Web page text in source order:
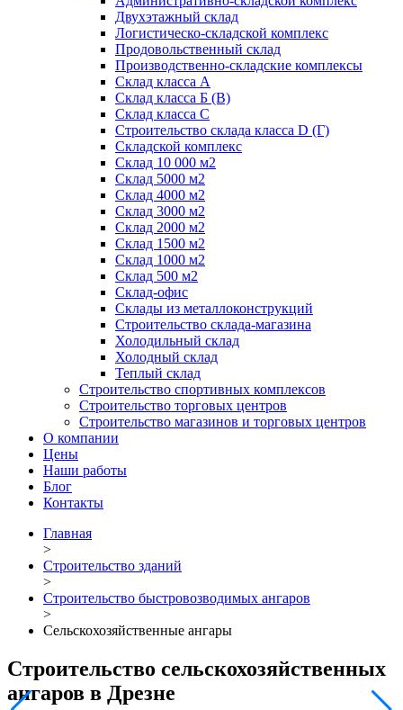
Двухэтажный склад
Логистическо-складской комплекс
Продовольственный склад
Производственно-складские комплексы
Склад класса А
Склад класса Б (B)
Склад класса С
Строительство склада класса D (Г)
Складской комплекс
Склад 10 000 м2
Склад 5000 м2
Склад 4000 м2
Склад 3000 м2
Склад 2000 м2
Склад 1500 м2
Склад 1000 м2
Склад 500 м2
Склад-офис
Склады из металлоконструкций
Строительство склада-магазина
Холодильный склад
Холодный склад
Теплый склад
Строительство спортивных комплексов
Строительство торговых центров
Строительство магазинов и торговых центров
О компании
Цены
Наши работы
Блог
Контакты
Главная
>
Строительство зданий
>
Строительство быстровозводимых ангаров
>
Сельскохозяйственные ангары
Строительство сельскохозяйственных
ангаров в Дрезне